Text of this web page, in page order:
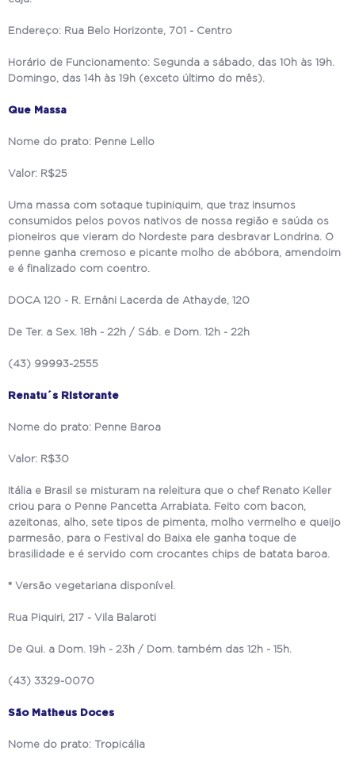
Endereço: Rua Belo Horizonte, 701 - Centro
Horário de Funcionamento: Segunda a sábado, das 10h às 19h.
Domingo, das 14h às 19h (exceto último do mês).
Que Massa
Nome do prato: Penne Lello
Valor: R$25
Uma massa com sotaque tupiniquim, que traz insumos
consumidos pelos povos nativos de nossa região e saúda os
pioneiros que vieram do Nordeste para desbravar Londrina. O
penne ganha cremoso e picante molho de abóbora, amendoim
e é finalizado com coentro.
DOCA 120 - R. Ernâni Lacerda de Athayde, 120
De Ter. a Sex. 18h - 22h / Sáb. e Dom. 12h - 22h
(43) 99993-2555
Renatu´s Ristorante
Nome do prato: Penne Baroa
Valor: R$30
Itália e Brasil se misturam na releitura que o chef Renato Keller
criou para o Penne Pancetta Arrabiata. Feito com bacon,
azeitonas, alho, sete tipos de pimenta, molho vermelho e queijo
parmesão, para o Festival do Baixa ele ganha toque de
brasilidade e é servido com crocantes chips de batata baroa.
* Versão vegetariana disponível.
Rua Piquiri, 217 - Vila Balaroti
De Qui. a Dom. 19h - 23h / Dom. também das 12h - 15h.
(43) 3329-0070
São Matheus Doces
Nome do prato: Tropicália